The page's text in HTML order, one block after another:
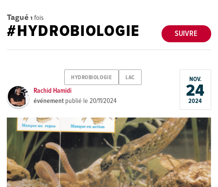
Tagué 1 fois
SUIVRE
#HYDROBIOLOGIE
HYDROBIOLOGIE LAC
Rachid Hamidi
événement publié le20/11/2024
NOV.
24
2024